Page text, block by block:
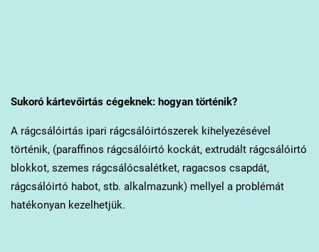
Sukorókártevőirtás cégeknek: hogyan történik?
A rágcsálóirtás ipari rágcsálóirtószerek kihelyezésével
történik, (paraffinos rágcsálóirtó kockát, extrudált rágcsálóirtó
blokkot, szemes rágcsálócsalétket, ragacsos csapdát,
rágcsálóirtó habot, stb. alkalmazunk) mellyel a problémát
hatékonyan kezelhetjük.